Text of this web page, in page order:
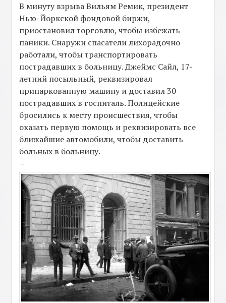
В минуту взрыва Вильям Ремик, президент
Нью-Йоркской фондовой биржи,
приостановил торговлю, чтобы избежать
паники. Снаружи спасатели лихорадочно
работали, чтобы транспортировать
пострадавших в больницу. Джеймс Сайл, 17-
летний посыльный, реквизировал
припаркованную машину и доставил 30
пострадавших в госпиталь. Полицейские
бросились к месту происшествия, чтобы
оказать первую помощь и реквизировать все
ближайшие автомобили, чтобы доставить
больных в больницу.
-